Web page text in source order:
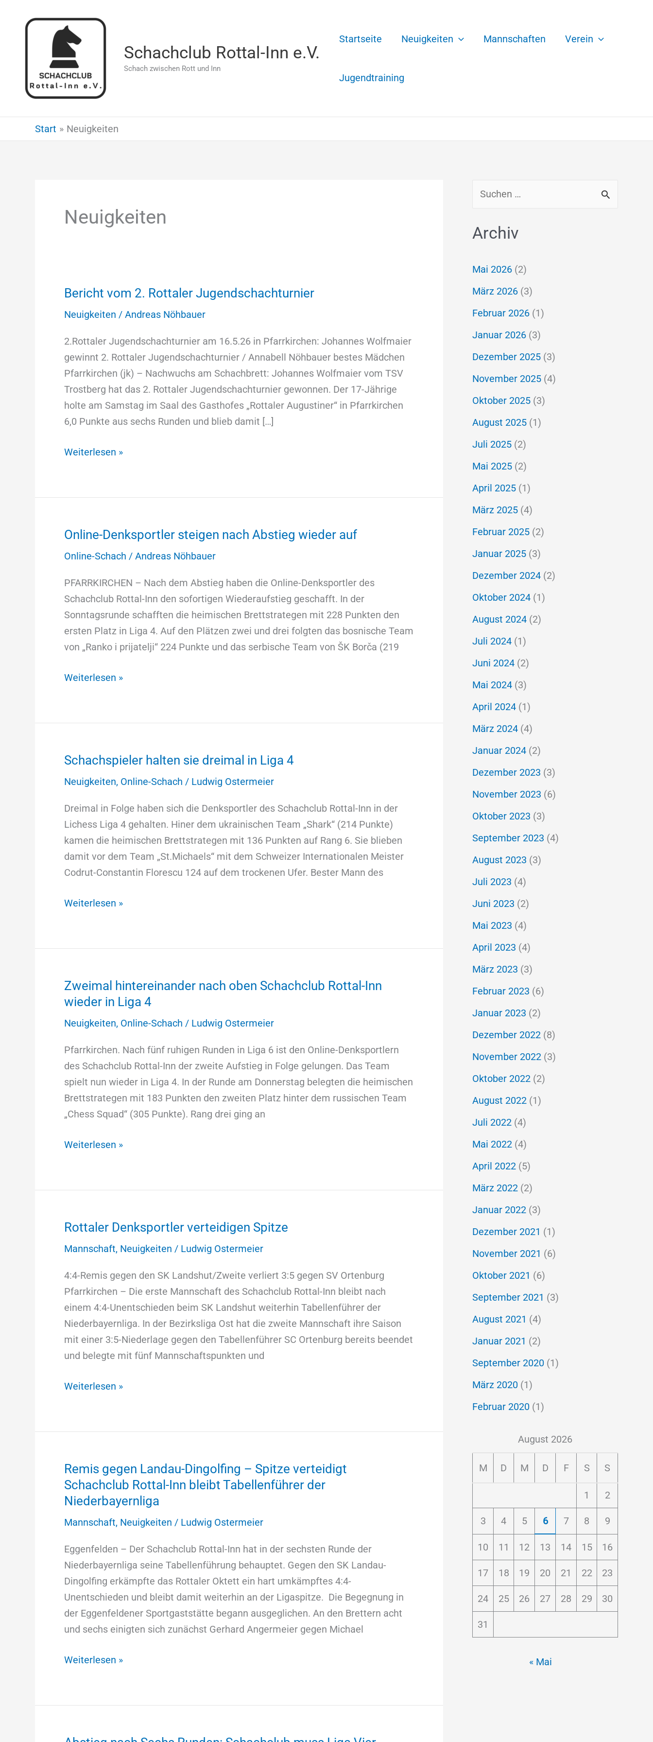
Schachclub Rottal-Inn e.V.
Schach zwischen Rott und Inn
Startseite Neuigkeiten Mannschaften Verein
Jugendtraining
Start Neuigkeiten
Neuigkeiten
Bericht vom 2. Rottaler Jugendschachturnier
Neuigkeiten / Andreas Nöhbauer
2.Rottaler Jugendschachturnier am 16.5.26 in Pfarrkirchen: Johannes Wolfmaier
gewinnt 2. Rottaler Jugendschachturnier / Annabell Nöhbauer bestes Mädchen
Pfarrkirchen (jk) – Nachwuchs am Schachbrett: Johannes Wolfmaier vom TSV
Trostberg hat das 2. Rottaler Jugendschachturnier gewonnen. Der 17-Jährige
holte am Samstag im Saal des Gasthofes „Rottaler Augustiner“ in Pfarrkirchen
6,0 Punkte aus sechs Runden und blieb damit […]
Bericht
vom
Rottaler
Jugendschachturnier
Weiterlesen »
Online-Denksportler steigen nach Abstieg wieder auf
Online-Schach / Andreas Nöhbauer
PFARRKIRCHEN – Nach dem Abstieg haben die Online-Denksportler des
Schachclub Rottal-Inn den sofortigen Wiederaufstieg geschafft. In der
Sonntagsrunde schafften die heimischen Brettstrategen mit 228 Punkten den
ersten Platz in Liga 4. Auf den Plätzen zwei und drei folgten das bosnische Team
von „Ranko i prijatelji“ 224 Punkte und das serbische Team von ŠK Borča (219
Online-
Denksportler
nach
Abstieg
wieder
auf
Weiterlesen »
Schachspieler halten sie dreimal in Liga 4
Neuigkeiten, Online-Schach / Ludwig Ostermeier
Dreimal in Folge haben sich die Denksportler des Schachclub Rottal-Inn in der
Lichess Liga 4 gehalten. Hiner dem ukrainischen Team „Shark“ (214 Punkte)
kamen die heimischen Brettstrategen mit 136 Punkten auf Rang 6. Sie blieben
damit vor dem Team „St.Michaels“ mit dem Schweizer Internationalen Meister
Codrut-Constantin Florescu 124 auf dem trockenen Ufer. Bester Mann des
Schachspieler
halten
dreimal
in
Liga
4
Weiterlesen »
Zweimal hintereinander nach oben Schachclub Rottal-Inn
wieder in Liga 4
Neuigkeiten, Online-Schach / Ludwig Ostermeier
Pfarrkirchen. Nach fünf ruhigen Runden in Liga 6 ist den Online-Denksportlern
des Schachclub Rottal-Inn der zweite Aufstieg in Folge gelungen. Das Team
spielt nun wieder in Liga 4. In der Runde am Donnerstag belegten die heimischen
Brettstrategen mit 183 Punkten den zweiten Platz hinter dem russischen Team
„Chess Squad“ (305 Punkte). Rang drei ging an
Zweimal
hintereinander
nach
Schachclub
Rottal-
Inn
wieder
in
4
Weiterlesen »
Rottaler Denksportler verteidigen Spitze
Mannschaft, Neuigkeiten / Ludwig Ostermeier
4:4-Remis gegen den SK Landshut/Zweite verliert 3:5 gegen SV Ortenburg
Pfarrkirchen – Die erste Mannschaft des Schachclub Rottal-Inn bleibt nach
einem 4:4-Unentschieden beim SK Landshut weiterhin Tabellenführer der
Niederbayernliga. In der Bezirksliga Ost hat die zweite Mannschaft ihre Saison
mit einer 3:5-Niederlage gegen den Tabellenführer SC Ortenburg bereits beendet
und belegte mit fünf Mannschaftspunkten und
Rottaler
Denksportler
Spitze
Weiterlesen »
Remis gegen Landau-Dingolfing – Spitze verteidigt
Schachclub Rottal-Inn bleibt Tabellenführer der
Niederbayernliga
Mannschaft, Neuigkeiten / Ludwig Ostermeier
Eggenfelden – Der Schachclub Rottal-Inn hat in der sechsten Runde der
Niederbayernliga seine Tabellenführung behauptet. Gegen den SK Landau-
Dingolfing erkämpfte das Rottaler Oktett ein hart umkämpftes 4:4-
Unentschieden und bleibt damit weiterhin an der Ligaspitze. Die Begegnung in
der Eggenfeldener Sportgaststätte begann ausgeglichen. An den Brettern acht
und sechs einigten sich zunächst Gerhard Angermeier gegen Michael
Remis
gegen
Landau-
Dingolfing
Spitze
verteidigt
Schachclub
Rottal-
Inn
bleibt
der
Weiterlesen »
c
e
n
n
a
c
h
Archiv
Mai 2026 (2)
März 2026 (3)
Februar 2026 (1)
Januar 2026 (3)
Dezember 2025 (3)
November 2025 (4)
Oktober 2025 (3)
August 2025 (1)
Juli 2025 (2)
Mai 2025 (2)
April 2025 (1)
März 2025 (4)
Februar 2025 (2)
Januar 2025 (3)
Dezember 2024 (2)
Oktober 2024 (1)
August 2024 (2)
Juli 2024 (1)
Juni 2024 (2)
Mai 2024 (3)
April 2024 (1)
März 2024 (4)
Januar 2024 (2)
Dezember 2023 (3)
November 2023 (6)
Oktober 2023 (3)
September 2023 (4)
August 2023 (3)
Juli 2023 (4)
Juni 2023 (2)
Mai 2023 (4)
April 2023 (4)
März 2023 (3)
Februar 2023 (6)
Januar 2023 (2)
Dezember 2022 (8)
November 2022 (3)
Oktober 2022 (2)
August 2022 (1)
Juli 2022 (4)
Mai 2022 (4)
April 2022 (5)
März 2022 (2)
Januar 2022 (3)
Dezember 2021 (1)
November 2021 (6)
Oktober 2021 (6)
September 2021 (3)
August 2021 (4)
Januar 2021 (2)
September 2020 (1)
März 2020 (1)
Februar 2020 (1)
August 2026
M D M D F S S
1 2
3 4 5 6 7 8 9
10 11 12 13 14 15 16
17 18 19 20 21 22 23
24 25 26 27 28 29 30
31
« Mai